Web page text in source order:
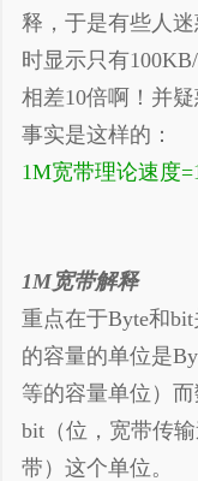
释，于是有些人
时显示只有
相差10倍啊！并
事实是这样的：
1M宽带理论速度
1M宽带解释
重点在于Byte和
的容量的单位是
等的容量单位）
bit（位，宽带传
带）这个单位。